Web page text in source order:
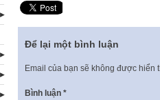
Để lại một bình luận
Email của bạn sẽ không được hiển
Bình luận *